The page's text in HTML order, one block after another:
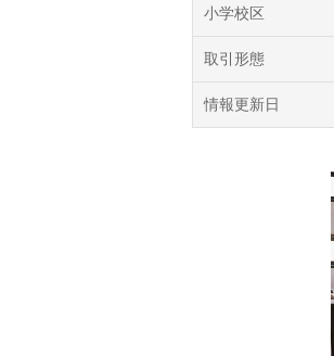
小学校区
取引形態
情報更新日